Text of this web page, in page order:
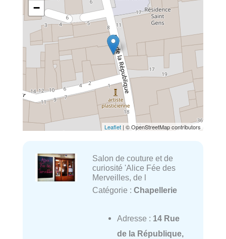
−
Leaflet | © OpenStreetMap contributors
Salon de couture et de
curiosité 'Alice Fée des
Merveilles, de l
Catégorie : Chapellerie
Adresse : 14 Rue
de la République,